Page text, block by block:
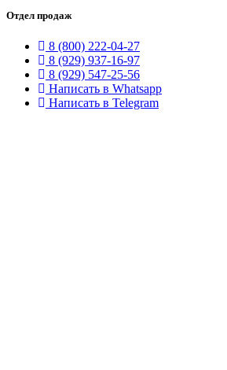
Отдел продаж
8 (800) 222-04-27
8 (929) 937-16-97
8 (929) 547-25-56
Написать в Whatsapp
Написать в Telegram